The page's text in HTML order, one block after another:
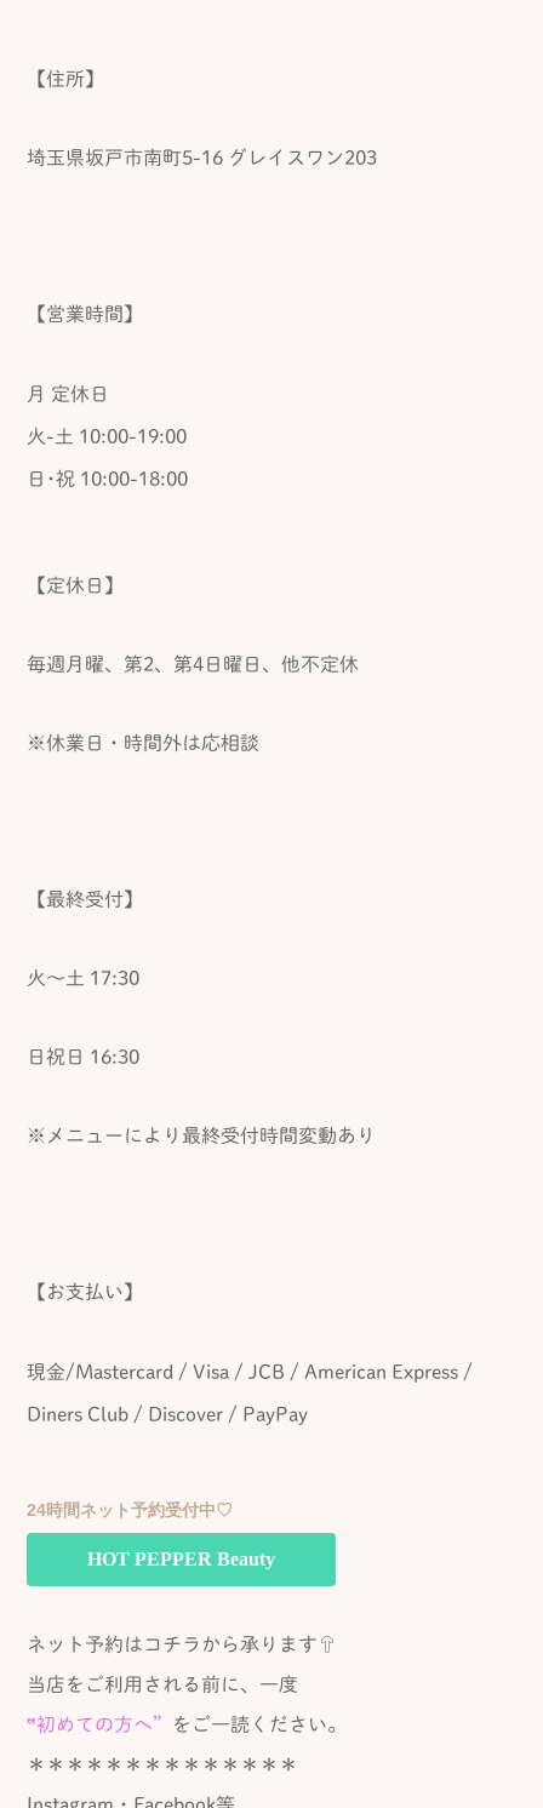
【住所】
埼玉県坂戸市南町5-16 グレイスワン203
【営業時間】
月 定休日
火-土 10:00-19:00
日･祝 10:00-18:00
【定休日】
毎週月曜、第2、第4日曜日、他不定休
※休業日・時間外は応相談
【最終受付】
火～土 17:30
日祝日 16:30
※メニューにより最終受付時間変動あり
【お支払い】
現金/Mastercard / Visa / JCB / American Express /
Diners Club / Discover / PayPay
24時間ネット予約受付中♡
HOT PEPPER Beauty
ネット予約はコチラから承ります⇧
当店をご利用される前に、一度
‟初めての方へ” をご一読ください。
＊＊＊＊＊＊＊＊＊＊＊＊＊＊